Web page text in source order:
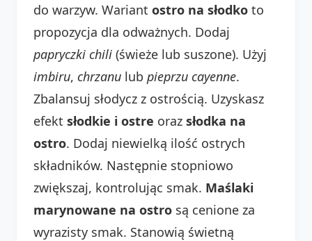
do warzyw. Wariant ostro na słodko to
propozycja dla odważnych. Dodaj
papryczki chili (świeże lub suszone). Użyj
imbiru, chrzanu lub pieprzu cayenne.
Zbalansuj słodycz z ostrością. Uzyskasz
efekt słodkie i ostre oraz słodka na
ostro. Dodaj niewielką ilość ostrych
składników. Następnie stopniowo
zwiększaj, kontrolując smak. Maślaki
marynowane na ostro są cenione za
wyrazisty smak. Stanowią świetną